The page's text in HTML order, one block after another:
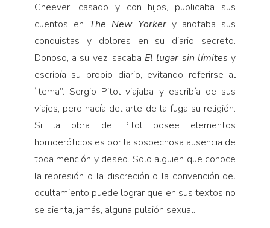
Cheever, casado y con hijos, publicaba sus
cuentos en The New Yorker y anotaba sus
conquistas y dolores en su diario se­creto.
Donoso, a su vez, sacaba El lugar sin límitesy
escribía su propio diario, evitando referirse al
“tema”. Sergio Pitol viajaba y escribía de sus
viajes, pero ha­cía del arte de la fuga su religión.
Si la obra de Pitol posee elementos
homoeróticos es por la sospechosa ausencia de
toda mención y deseo. Solo alguien que conoce
la represión o la discreción o la convención del
ocultamiento puede lograr que en sus textos no
se sienta, jamás, alguna pulsión sexual.